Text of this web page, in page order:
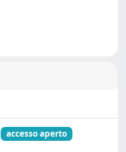
accesso aperto